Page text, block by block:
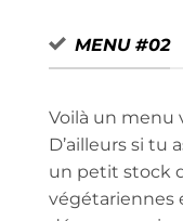
MENU #02
Voilà un menu
D’ailleurs si tu
un petit stock
végétariennes